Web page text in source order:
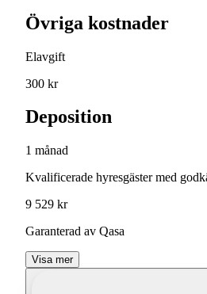
Övriga kostnader
Elavgift
300 kr
Deposition
1 månad
Kvalificerade hyresgäster med
9 529 kr
Garanterad av Qasa
Visa mer